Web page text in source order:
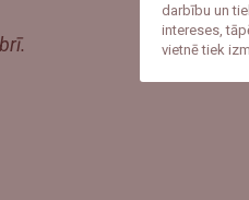
darbību un
intereses,
vietnē tiek